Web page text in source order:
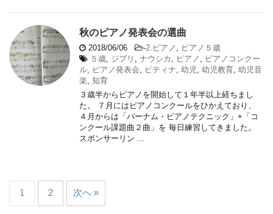
秋のピアノ発表会の選曲
2018/06/06 -2.ピアノ , ピアノ５歳
５歳, ジブリ , ナウシカ , ピアノ , ピアノコンクー
ル, ピアノ発表会, ピティナ, 幼児, 幼児教育, 幼児音
楽, 知育
３歳半からピアノを開始して１年半以上経ちまし
た。 ７月にはピアノコンクールをひかえており、
４月からは「バーナム・ピアノテクニック」+「コ
ンクール課題曲２曲」を 毎日練習してきました。
スポンサーリン ...
1 2 次へ »